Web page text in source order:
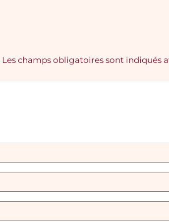
Les champs obligatoires sont indiqués